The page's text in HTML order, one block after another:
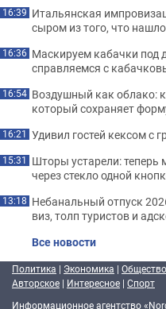
16:39 Итальянская
сыром из того, что
16:36 Маскируем кабачки под
справляемся с
16:54 Воздушный как облако:
который сохраняет
16:21 Удивил гостей кексом с
15:31 Шторы устарели:
через стекло одной
13:18 Небанальный отпуск
виз, толп туристов и
Все новости
Политика | Экономика | Общество
Авторское | Интересное | Спорт
Информационное агентство